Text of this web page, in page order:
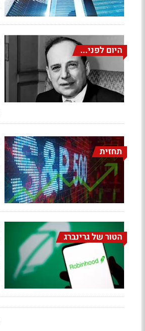
היום לפני...
תחזית
הטור של גרינברג